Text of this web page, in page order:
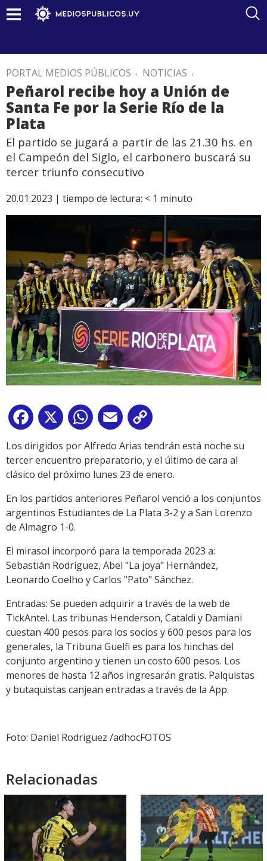
PORTAL MEDIOS PÚBLICOS . NOTICIAS .
Peñarol recibe hoy a Unión de
Santa Fe por la Serie Río de la
Plata
El partido se jugará a partir de las 21.30 hs. en
el Campeón del Siglo, el carbonero buscará su
tercer triunfo consecutivo
20.01.2023 | tiempo de lectura: < 1 minuto
Facebook
X WhatsApp
Email
Link
Los dirigidos por Alfredo Arias tendrán está noche su
tercer encuentro preparatorio, y el último de cara al
clásico del próximo lunes 23 de enero.
En los partidos anteriores Peñarol venció a los conjuntos
argentinos Estudiantes de La Plata 3-2 y a San Lorenzo
de Almagro 1-0.
El mirasol incorporó para la temporada 2023 a:
Sebastián Rodríguez, Abel "La joya" Hernández,
Leonardo Coelho y Carlos "Pato" Sánchez.
Entradas: Se pueden adquirir a través de la web de
TickAntel. Las tribunas Henderson, Cataldi y Damiani
cuestan 400 pesos para los socios y 600 pesos para los
generales, la Tribuna Guelfi es para los hinchas del
conjunto argentino y tienen un costo 600 pesos. Los
menores de hasta 12 años ingresarán gratis. Palquistas
y butaquistas canjean entradas a través de la App.
Foto: Daniel Rodriguez /adhocFOTOS
Relacionadas